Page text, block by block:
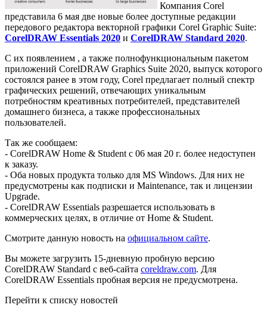
Компания Corel
представила 6 мая две новые более доступные редакции
передового редактора векторной графики Corel Graphic Suite:
CorelDRAW Essentials 2020 и CorelDRAW Standard 2020.
С их появлением , а также полнофункциональным пакетом
приложений CorelDRAW Graphics Suite 2020, выпуск которого
состоялся ранее в этом году, Corel предлагает полный спектр
графических решений, отвечающих уникальным
потребностям креативных потребителей, представителей
домашнего бизнеса, а также профессиональных
пользователей.
Так же сообщаем:
- CorelDRAW Home & Student с 06 мая 20 г. более недоступен
к заказу.
- Оба новых продукта только для MS Windows. Для них не
предусмотрены как подписки и Maintenance, так и лицензии
Upgrade.
- CorelDRAW Essentials разрешается использовать в
коммерческих целях, в отличие от Home & Student.
Смотрите данную новость на официальном сайте.
Вы можете загрузить 15-дневную пробную версию
CorelDRAW Standard с веб-сайта coreldraw.com. Для
CorelDRAW Essentials пробная версия не предусмотрена.
Перейти к списку новостей